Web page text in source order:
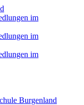
im
im
im
Burgenland